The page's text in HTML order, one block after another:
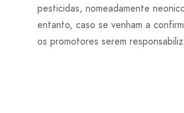
pesticidas, nomeadamente
entanto, caso se venham a
os promotores serem